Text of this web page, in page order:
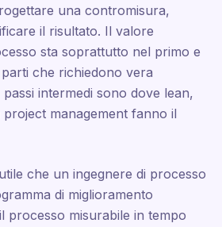
una contromisura,
il risultato. Il valore
sta soprattutto nel primo e
che richiedono vera
intermedi sono dove lean,
management fanno il
che un ingegnere di processo
di miglioramento
processo misurabile in tempo